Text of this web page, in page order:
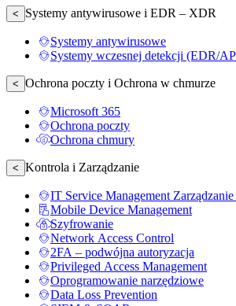
< Systemy antywirusowe i EDR – XDR
Systemy antywirusowe
Systemy wczesnej detekcji (EDR/
< Ochrona poczty i Ochrona w chmurze
Microsoft 365
Ochrona poczty
Ochrona chmury
< Kontrola i Zarządzanie
IT Service Management Zarządzanie
Mobile Device Management
Szyfrowanie
Network Access Control
2FA – podwójna autoryzacja
Privileged Access Management
Oprogramowanie narzędziowe
Data Loss Prevention